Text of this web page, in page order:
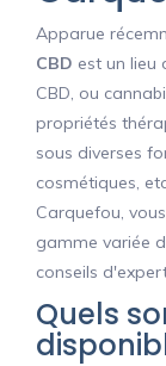
Apparue
CBD est un lieu
CBD, ou
propriétés
sous diverses
cosmétiques,
Carquefou,
gamme variée
conseils
Quels